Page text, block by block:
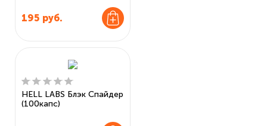
195 руб.
HELL LABS Блэк Спайдер
(100капс)